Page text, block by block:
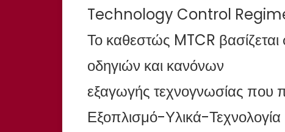
Technology Control
Το καθεστώς MTCR
οδηγιών και κανόνων
εξαγωγής τεχνογνωσίας που
Εξοπλισμό-Υλικά-Τεχνολογία